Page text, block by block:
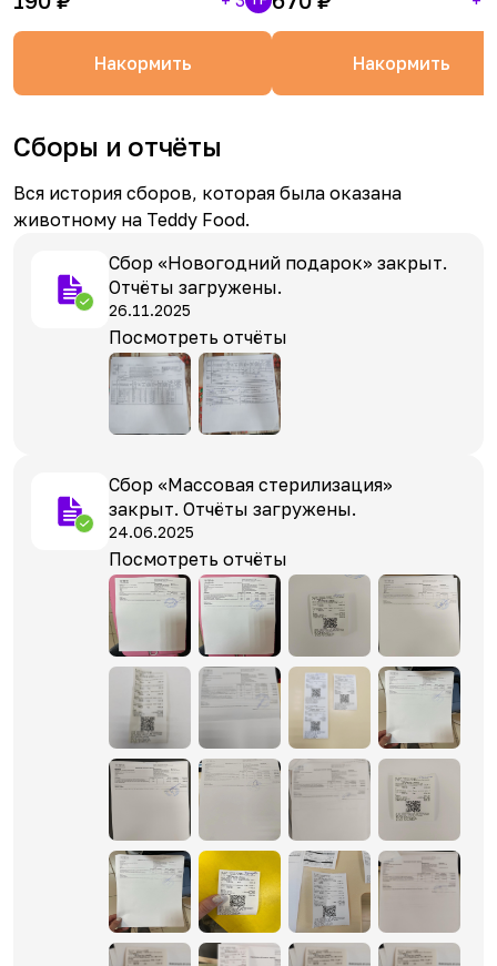
Накормить Накормить
Сборы и отчёты
Вся история сборов, которая была оказана
животному на Teddy Food.
Сбор «Новогодний подарок» закрыт.
Отчёты загружены.
26.11.2025
Посмотреть отчёты
Сбор «Массовая стерилизация»
закрыт. Отчёты загружены.
24.06.2025
Посмотреть отчёты